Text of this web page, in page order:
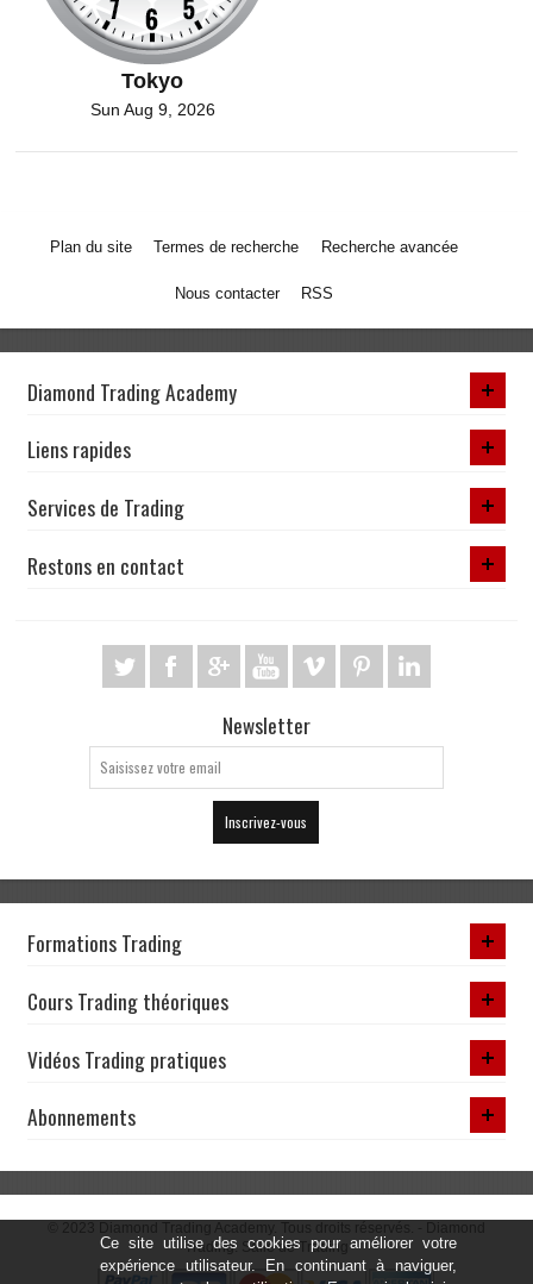
Tokyo
Sun Aug 9, 2026
Plan du site Termes de recherche Recherche avancée
Nous contacter RSS
Diamond Trading Academy
Liens rapides
Services de Trading
Restons en contact
Newsletter
Inscrivez-vous
Formations Trading
Cours Trading théoriques
Vidéos Trading pratiques
Abonnements
Trading: Salle de Trading
Ce site utilise des cookies pour améliorer votre
expérience utilisateur. En continuant à naviguer,